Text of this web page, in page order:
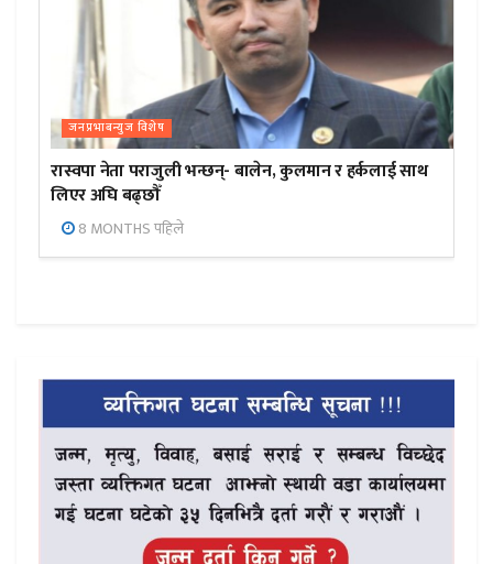
जनप्रभाबन्युज विशेष
रास्वपा नेता पराजुली भन्छन्- बालेन, कुलमान र हर्कलाई साथ
लिएर अघि बढ्छौँ
8 MONTHS पहिले